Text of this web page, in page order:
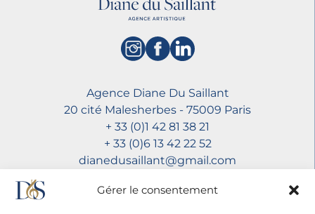
Gérer le consentement
Agence Diane Du Saillant
20 cité Malesherbes - 75009 Paris
+ 33 (0)1 42 81 38 21
+ 33 (0)6 13 42 22 52
dianedusaillant@gmail.com
Mentions légales